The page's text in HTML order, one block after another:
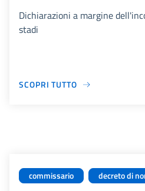
Dichiarazioni a margine
stadi
SCOPRI TUTTO
commissario decreto di